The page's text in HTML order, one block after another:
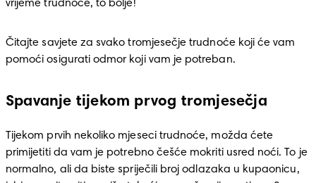
vrijeme trudnoće, to bolje!
Čitajte savjete za svako tromjesečje trudnoće koji će vam
pomoći osigurati odmor koji vam je potreban.
Spavanje tijekom prvog tromjesečja
Tijekom prvih nekoliko mjeseci trudnoće, možda ćete
primijetiti da vam je potrebno češće mokriti usred noći. To je
normalno, ali da biste spriječili broj odlazaka u kupaonicu,